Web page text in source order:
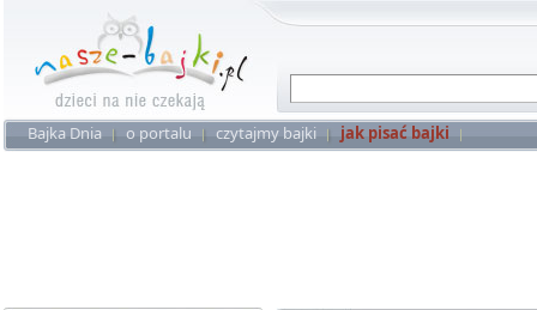
Bajka Dnia o portalu czytajmy bajki jak pisać bajki